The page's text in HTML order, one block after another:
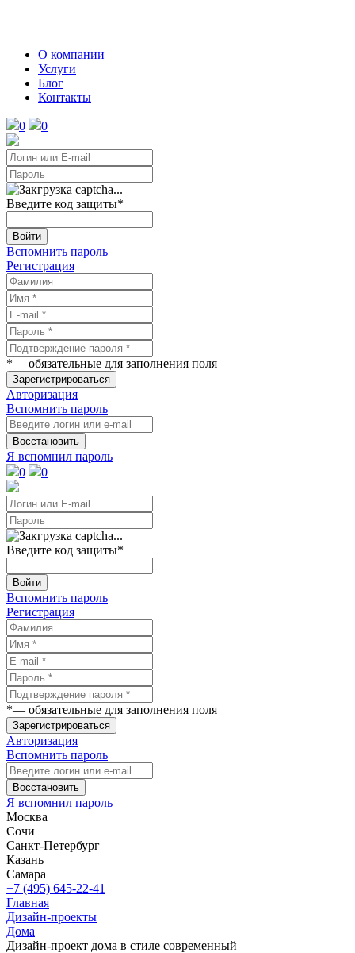
О компании
Услуги
Блог
Контакты
0 0
Введите код защиты*
Войти
Вспомнить пароль
Регистрация
*— обязательные для заполнения поля
Зарегистрироваться
Авторизация
Вспомнить пароль
Восстановить
Я вспомнил пароль
0
0
Введите код защиты*
Войти
Вспомнить пароль
Регистрация
*— обязательные для заполнения поля
Зарегистрироваться
Авторизация
Вспомнить пароль
Восстановить
Я вспомнил пароль
Москва
Сочи
Санкт-Петербург
Казань
Самара
+7 (495) 645-22-41
Главная
Дизайн-проекты
Дома
Дизайн-проект дома в стиле современный